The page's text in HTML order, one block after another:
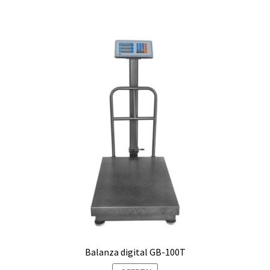
Balanza digital GB-100T